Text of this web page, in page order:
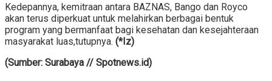
Kedepannya, kemitraan antara BAZNAS, Bango dan Royco
akan terus diperkuat untuk melahirkan berbagai bentuk
program yang bermanfaat bagi kesehatan dan kesejahteraan
masyarakat luas,tutupnya. (*Iz)
(Sumber: Surabaya // Spotnews.id)